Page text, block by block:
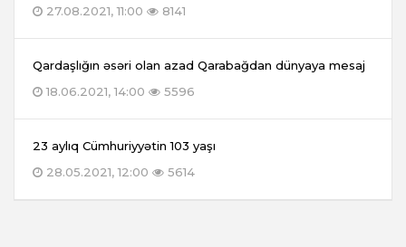
27.08.2021, 11:00
8141
Qardaşlığın əsəri olan azad Qarabağdan dünyaya mesaj
18.06.2021, 14:00
5596
23 aylıq Cümhuriyyətin 103 yaşı
28.05.2021, 12:00
5614